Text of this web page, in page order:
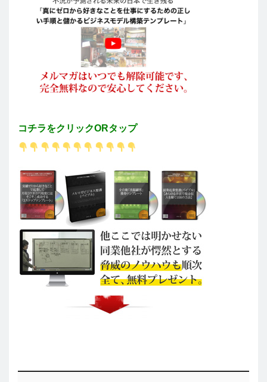
コチラをクリックORタップ